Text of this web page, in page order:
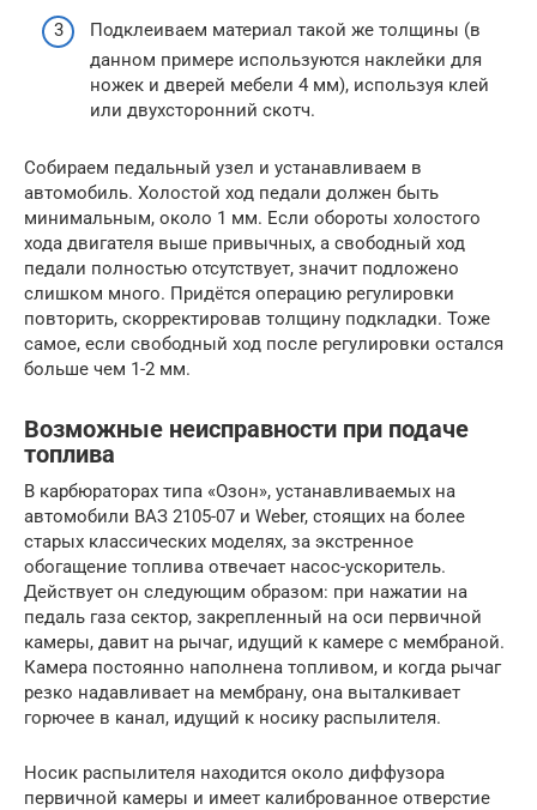
Подклеиваем материал такой же толщины (в
данном примере используются наклейки для
ножек и дверей мебели 4 мм), используя клей
или двухсторонний скотч.
Собираем педальный узел и устанавливаем в
автомобиль. Холостой ход педали должен быть
минимальным, около 1 мм. Если обороты холостого
хода двигателя выше привычных, а свободный ход
педали полностью отсутствует, значит подложено
слишком много. Придётся операцию регулировки
повторить, скорректировав толщину подкладки. Тоже
самое, если свободный ход после регулировки остался
больше чем 1-2 мм.
Возможные неисправности при подаче
топлива
В карбюраторах типа «Озон», устанавливаемых на
автомобили ВАЗ 2105-07 и Weber, стоящих на более
старых классических моделях, за экстренное
обогащение топлива отвечает насос-ускоритель.
Действует он следующим образом: при нажатии на
педаль газа сектор, закрепленный на оси первичной
камеры, давит на рычаг, идущий к камере с мембраной.
Камера постоянно наполнена топливом, и когда рычаг
резко надавливает на мембрану, она выталкивает
горючее в канал, идущий к носику распылителя.
Носик распылителя находится около диффузора
первичной камеры и имеет калиброванное отверстие